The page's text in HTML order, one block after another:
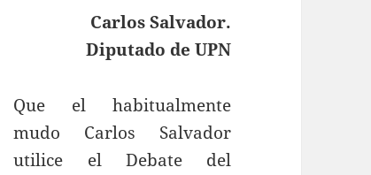
Carlos Salvador.
Diputado de UPN
Que el habitualmente
mudo Carlos Salvador
utilice el Debate del